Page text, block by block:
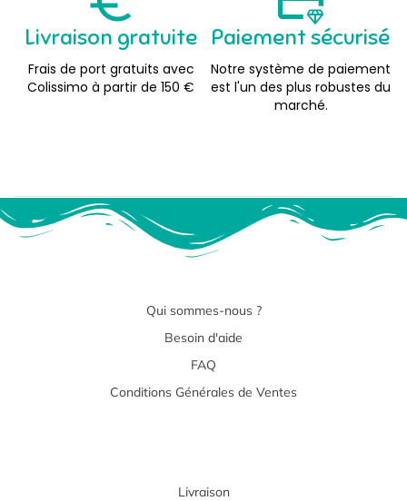
Livraison gratuite
Frais de port gratuits avec
Colissimo à partir de 150 €
Paiement sécurisé
Notre système de paiement
est l'un des plus robustes du
marché.
Qui sommes-nous ?
Besoin d'aide
FAQ
Conditions Générales de Ventes
Livraison